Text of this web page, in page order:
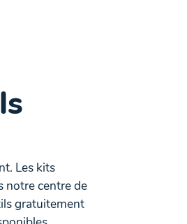
Les kits
notre centre de
gratuitement